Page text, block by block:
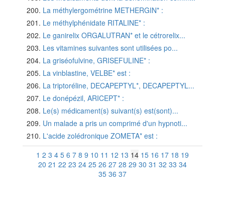
La méthylergométrine METHERGIN* :
Le méthylphénidate RITALINE* :
Le ganirelix ORGALUTRAN* et le cétrorelix...
Les vitamines suivantes sont utilisées po...
La griséofulvine, GRISEFULINE* :
La vinblastine, VELBE* est :
La triptoréline, DECAPEPTYL*, DECAPEPTYL...
Le donépézil, ARICEPT* :
Le(s) médicament(s) suivant(s) est(sont)...
Un malade a pris un comprimé d'un hypnoti...
L'acide zolédronique ZOMETA* est :
1 2 3 4 5 6 7 8 9 10 11 12 13 14 15 16 17 18 19
20 21 22 23 24 25 26 27 28 29 30 31 32 33 34
35 36 37